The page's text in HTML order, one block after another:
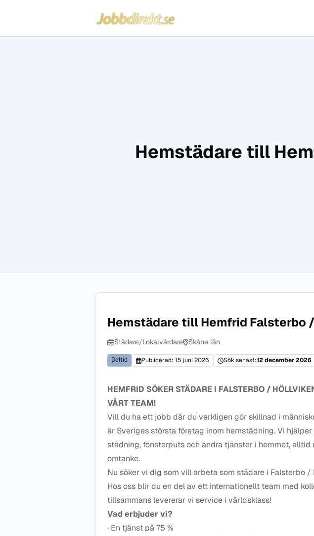
Hoppa till innehåll
Jobbdirekt
Hemstädare till
Hemstädare till Hemfrid Falsterbo
Städare/Lokalvårdare Skåne län
Deltid Publicerad: 15 juni 2026 Sök senast:12 december 2026
HEMFRID SÖKER STÄDARE I FALSTERBO /
VÅRT TEAM!
Vill du ha ett jobb där du verkligen gör skillnad i
är Sveriges största företag inom hemstädning. Vi
städning, fönsterputs och andra tjänster i hemmet, alltid
omtanke.
Nu söker vi dig som vill arbeta som städare i Falsterbo /
Hos oss blir du en del av ett internationellt team med
tillsammans levererar vi service i världsklass!
Vad erbjuder vi?
· En tjänst på 75 %